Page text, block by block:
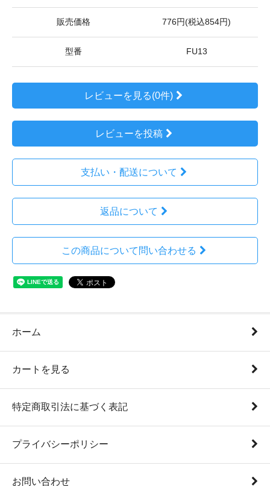
販売価格 776円(税込854円)
型番 FU13
レビューを見る(0件)
レビューを投稿
支払い・配送について
返品について
この商品について問い合わせる
ホーム
カートを見る
特定商取引法に基づく表記
プライバシーポリシー
お問い合わせ